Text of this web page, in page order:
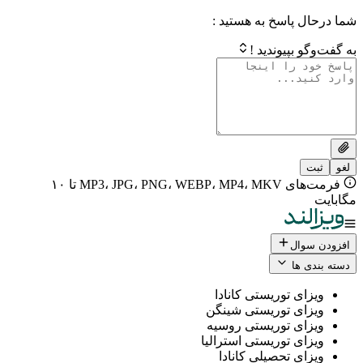
پاسخ به هستید :
!
فرمت‌های MP3، JPG، PNG، WEBP، MP4، MKV تا ۱۰
ها
توریستی کانادا
توریستی شینگن
توریستی روسیه
توریستی استرالیا
تحصیلی کانادا